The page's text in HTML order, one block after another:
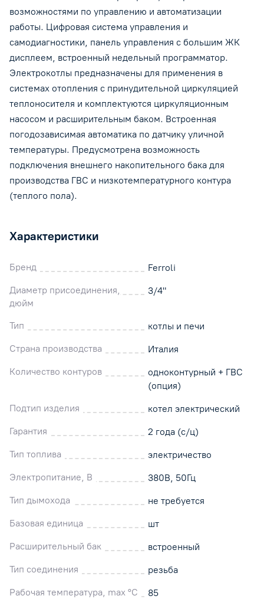
возможностями по управлению и автоматизации
работы. Цифровая система управления и
самодиагностики, панель управления с большим ЖК
дисплеем, встроенный недельный программатор.
Электрокотлы предназначены для применения в
системах отопления с принудительной циркуляцией
теплоносителя и комплектуются циркуляционным
насосом и расширительным баком. Встроенная
погодозависимая автоматика по датчику уличной
температуры. Предусмотрена возможность
подключения внешнего накопительного бака для
производства ГВС и низкотемпературного контура
(теплого пола).
Характеристики
Бренд
Ferroli
Диаметр присоединения,
дюйм
3/4"
Тип
котлы и печи
Страна производства
Италия
Количество контуров
одноконтурный + ГВС
(опция)
Подтип изделия
котел электрический
Гарантия
2 года (с/ц)
Тип топлива
электричество
Электропитание, В
380В, 50Гц
Тип дымохода
не требуется
Базовая единица
шт
Расширительный бак
встроенный
Тип соединения
резьба
Рабочая температура, max °C
85